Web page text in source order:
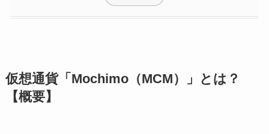
仮想通貨「Mochimo（MCM）」とは？
【概要】